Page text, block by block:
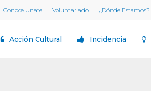
Conoce Unate Voluntariado ¿Dónde Estamos?
Acción Cultural Incidencia